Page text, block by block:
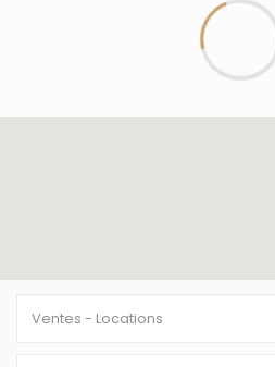
Ventes - Locations